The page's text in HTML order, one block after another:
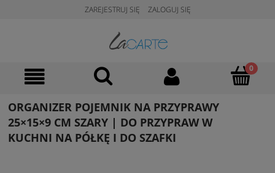
ZAREJESTRUJ SIĘ ZALOGUJ SIĘ
ORGANIZER POJEMNIK NA PRZYPRAWY
25×15×9 CM SZARY | DO PRZYPRAW W
KUCHNI NA PÓŁKĘ I DO SZAFKI